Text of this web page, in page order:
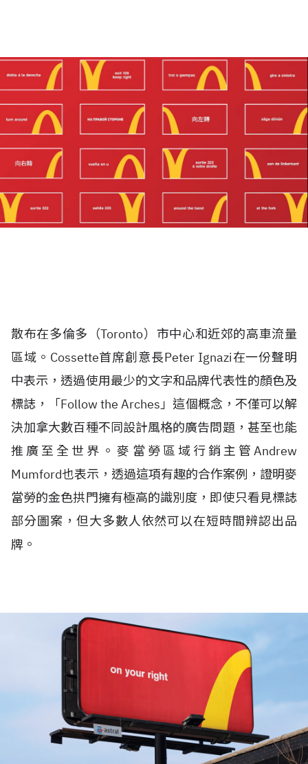
散布在多倫多（Toronto）市中心和近郊的高車流量
區域。Cossette首席創意長Peter Ignazi在一份聲明
中表示，透過使用最少的文字和品牌代表性的顏色及
標誌，「Follow the Arches」這個概念，不僅可以解
決加拿大數百種不同設計風格的廣告問題，甚至也能
推廣至全世界。麥當勞區域行銷主管Andrew
Mumford也表示，透過這項有趣的合作案例，證明麥
當勞的金色拱門擁有極高的識別度，即使只看見標誌
部分圖案，但大多數人依然可以在短時間辨認出品
牌。